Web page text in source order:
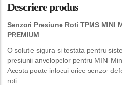
Descriere produs
Senzori Presiune Roti TPMS MINI
PREMIUM
O solutie sigura si testata pentru
presiunii anvelopelor pentru MINI
Acesta poate inlocui orice senzor
roti.